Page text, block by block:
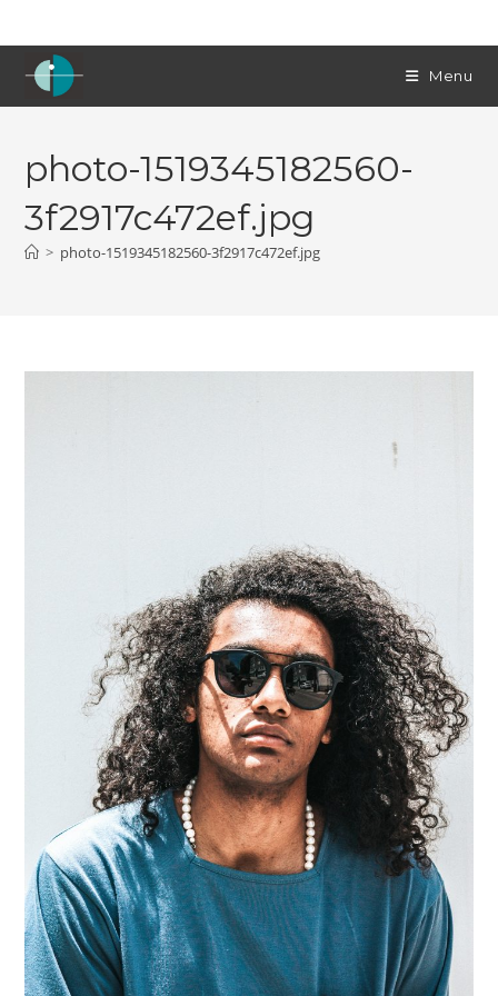
to
content
Menu
photo-1519345182560-
3f2917c472ef.jpg
> photo-1519345182560-3f2917c472ef.jpg